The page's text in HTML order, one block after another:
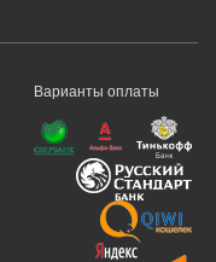
Варианты оплаты